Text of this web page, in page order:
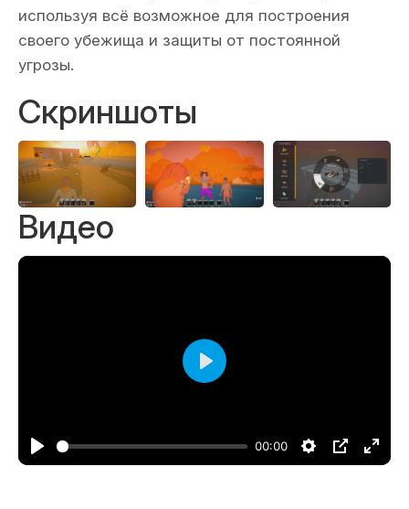
используя всё возможное для построения
своего убежища и защиты от постоянной
угрозы.
Скриншоты
Видео
00:00
Воспроизвести